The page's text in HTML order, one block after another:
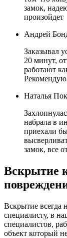
замок,
произойдет
Андрей
Заказывал
20 минут,
работают
Наталья
набрала в
приехали
замок, все
Вскрытие
Вскрытие всегда
специалисту, в
специалистов,
объект который